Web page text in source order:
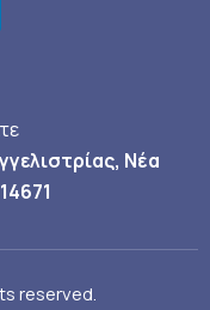
Νέα
reserved.